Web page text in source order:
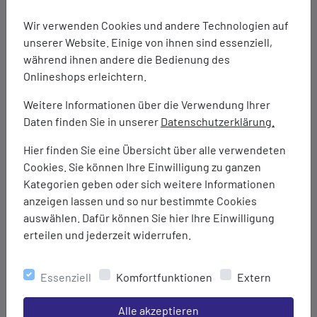
Wir verwenden Cookies und andere Technologien auf
unserer Website. Einige von ihnen sind essenziell,
während ihnen andere die Bedienung des
Onlineshops erleichtern.
Weitere Informationen über die Verwendung Ihrer
Daten finden Sie in unserer Datenschutzerklärung.
Hier finden Sie eine Übersicht über alle verwendeten
Cookies. Sie können Ihre Einwilligung zu ganzen
Kategorien geben oder sich weitere Informationen
anzeigen lassen und so nur bestimmte Cookies
auswählen. Dafür können Sie hier Ihre Einwilligung
erteilen und jederzeit widerrufen.
Essenziell Komfortfunktionen Extern
Einstellungen speichern für die Gruppe
Alle akzeptieren
Reißverschluss-Klemmschutz
Packsack
ThermoHood-Konturfunktion
Innentasche
Platzierung des Hauptreißverschlusses: links
2-Lagenkonstruktion
Ohne PFAS hergestellt, Grüner Knopf zertifiziertes
Produkt, bluesign(R) Produkt
Marke:
Deuter
Material:
Bezugsstoff außen: 100% Polyamid (30D PA RIPSTOP)
Füllung: 100% Polyster (deuter Thermo Pro Loft)